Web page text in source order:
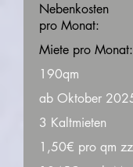
Nebenkosten
pro Monat:
Miete pro Monat:
190qm
ab Oktober
3 Kaltmieten
1,50€ pro qm